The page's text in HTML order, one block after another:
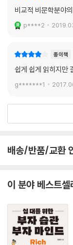
비교적 비문학분야
p****2
종이책
쉽게 쉽게 읽히지만
g*******1
배송/반품/교환
이 분야 베스트셀